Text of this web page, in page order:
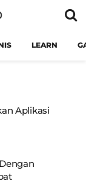
LEARN
Aplikasi